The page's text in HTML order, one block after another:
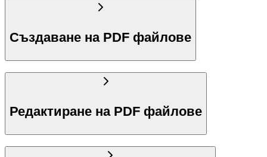
Създаване на PDF файлове
Редактиране на PDF файлове